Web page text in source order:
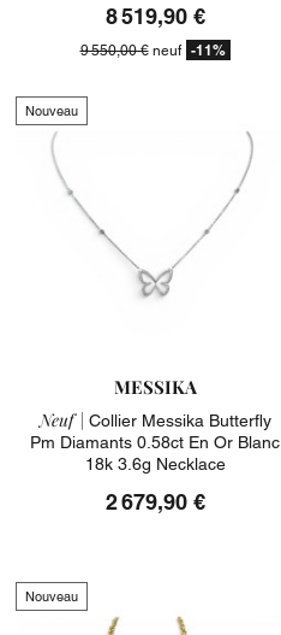
8 519,90 €
9 550,00 €neuf -11%
Nouveau
MESSIKA
Neuf | Collier Messika Butterfly
Pm Diamants 0.58ct En Or Blanc
18k 3.6g Necklace
2 679,90 €
Nouveau